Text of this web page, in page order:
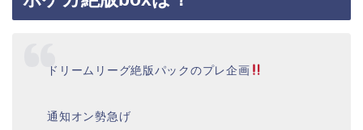
ドリームリーグ絶版パックのプレ企画
通知オン勢急げ